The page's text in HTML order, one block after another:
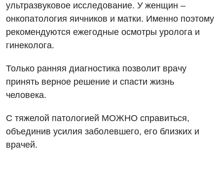
ультразвуковое исследование. У женщин –
онкопатология яичников и матки. Именно поэтому
рекомендуются ежегодные осмотры уролога и
гинеколога.
Только ранняя диагностика позволит врачу
принять верное решение и спасти жизнь
человека.
С тяжелой патологией МОЖНО справиться,
объединив усилия заболевшего, его близких и
врачей.